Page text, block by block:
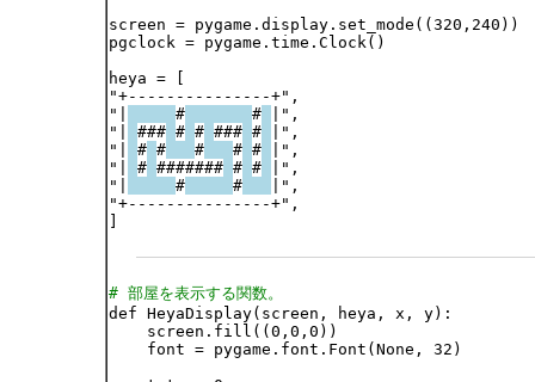
screen = pygame.display.set_mode((320,240))
pgclock = pygame.time.Clock()
heya = [
"+---------------+",
"|
# #
|",
"|
### # # ### #
|",
"|
# # # # #
|",
"|
# ####### # #
|",
"|
# #
|",
"+---------------+",
# 部屋を表示する関数。
def HeyaDisplay(screen, heya, x, y):
    screen.fill((0,0,0))
    font = pygame.font.Font(None, 32)